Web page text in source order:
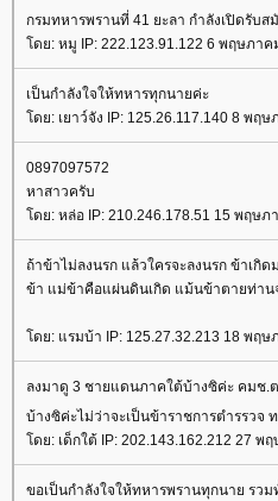
กรมทหารพรานที่ 41 ยะลา กำลังเปิดรับส
ดย: หมู IP: 222.123.91.122 6 พฤษภาค
เป็นกำลังใจให้ทหารทุกนายค่ะ
ดย: เยาว์จัง IP: 125.26.117.140 8 พฤ
0897097572
หาสาวครับ
ดย: หล่อ IP: 210.246.178.51 15 พฤษภ
ถ้าข้าไม่ลงนรก แล้วใครจะลงนรก ข้าเกิ
ข้า แม่ข้าคือแผ่นดินเกิด แม้นข้าตายท่าน
ดย: แรมบ้า IP: 125.27.32.213 18 พฤษ
ลงมาดู 3 ชายแดนภาคใต้บ้างซิค่ะ คมช.
บ้างซิค่ะไม่ว่าจะเป็นข้าราชการตำรรวจ
ดย: เด็กใต้ IP: 202.143.162.212 27 พ
ขอเป็นกำลังใจให้ทหารพรานทุกนาย รว